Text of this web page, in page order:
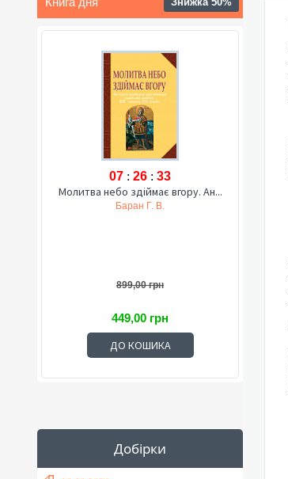
07 : 26 : 32
Молитва небо здіймає вгору. Ан...
Баран Г. В.
899,00 грн
449,00 грн
ДО КОШИКА
Добірки